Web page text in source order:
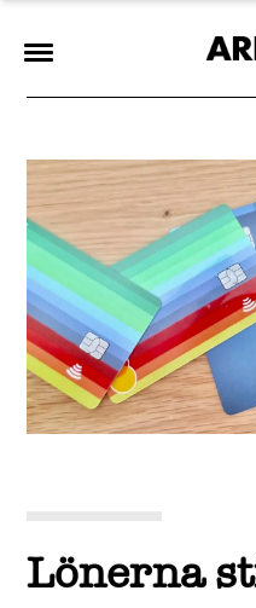
Lönerna